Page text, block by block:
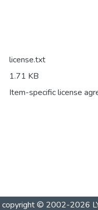
license.txt
1.71 KB
Item-specific license
copyright © 2002-2026